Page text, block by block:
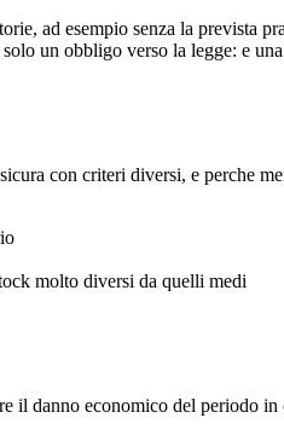
ad esempio senza la prevista
un obbligo verso la legge: e
con criteri diversi, e perche
molto diversi da quelli medi
il danno economico del periodo